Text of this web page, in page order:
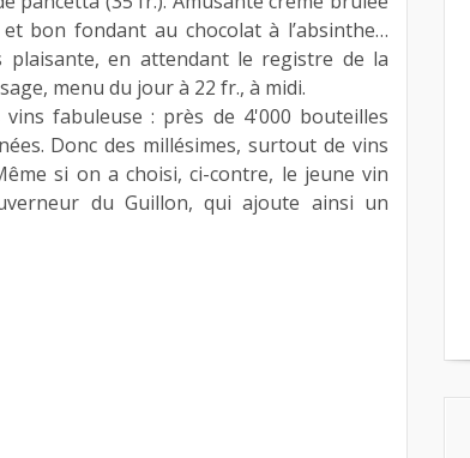
bon fondant au chocolat à l’absinthe…
plaisante, en attendant le registre de la
menu du jour à 22 fr., à midi.
fabuleuse : près de 4'000 bouteilles
Donc des millésimes, surtout de vins
si on a choisi, ci-contre, le jeune vin
du Guillon, qui ajoute ainsi un